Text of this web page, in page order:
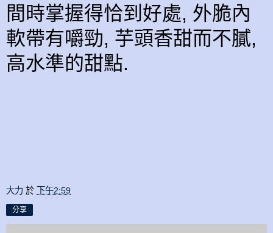
間時掌握得恰到好處, 外脆內
軟帶有嚼勁, 芋頭香甜而不膩,
高水準的甜點.
大力 於 下午2:59
分享